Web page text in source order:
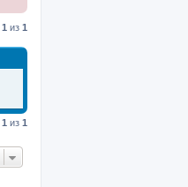
1 из 1
1 из 1